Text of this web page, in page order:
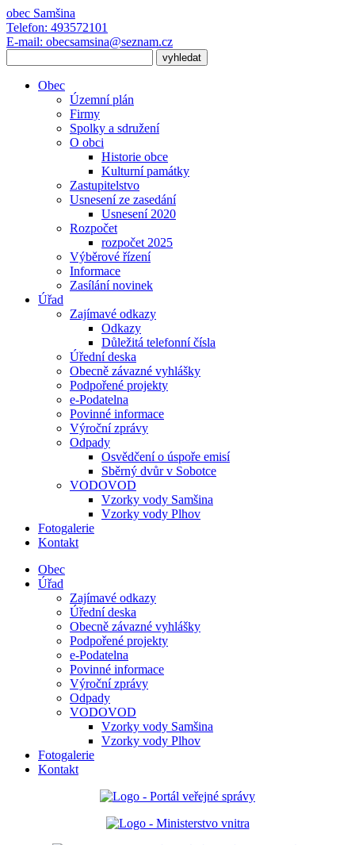
obec Samšina
Telefon: 493572101
E-mail: obecsamsina@seznam.cz
Obec
Územní plán
Firmy
Spolky a sdružení
O obci
Historie obce
Kulturní památky
Zastupitelstvo
Usnesení ze zasedání
Usnesení 2020
Rozpočet
rozpočet 2025
Výběrové řízení
Informace
Zasílání novinek
Úřad
Zajímavé odkazy
Odkazy
Důležitá telefonní čísla
Úřední deska
Obecně závazné vyhlášky
Podpořené projekty
e-Podatelna
Povinné informace
Výroční zprávy
Odpady
Osvědčení o úspoře emisí
Sběrný dvůr v Sobotce
VODOVOD
Vzorky vody Samšina
Vzorky vody Plhov
Fotogalerie
Kontakt
Obec
Úřad
Zajímavé odkazy
Úřední deska
Obecně závazné vyhlášky
Podpořené projekty
e-Podatelna
Povinné informace
Výroční zprávy
Odpady
VODOVOD
Vzorky vody Samšina
Vzorky vody Plhov
Fotogalerie
Kontakt